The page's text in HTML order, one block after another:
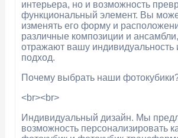
интерьера, но и возможность
функциональный элемент. Вы
изменять его форму и
различные композиции и
отражают вашу индивидуальность
подход.
Почему выбрать наши
<br><br>
Индивидуальный дизайн. Мы
возможность персонализировать